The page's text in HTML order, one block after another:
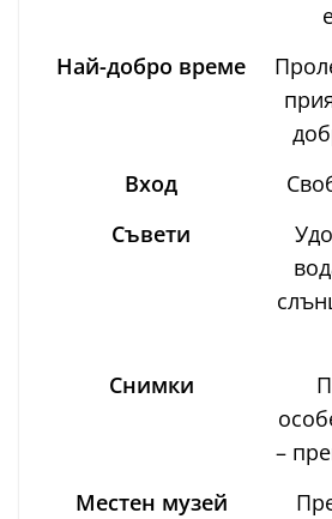
Най-добро време
Вход
Съвети
Снимки
–
Местен музей